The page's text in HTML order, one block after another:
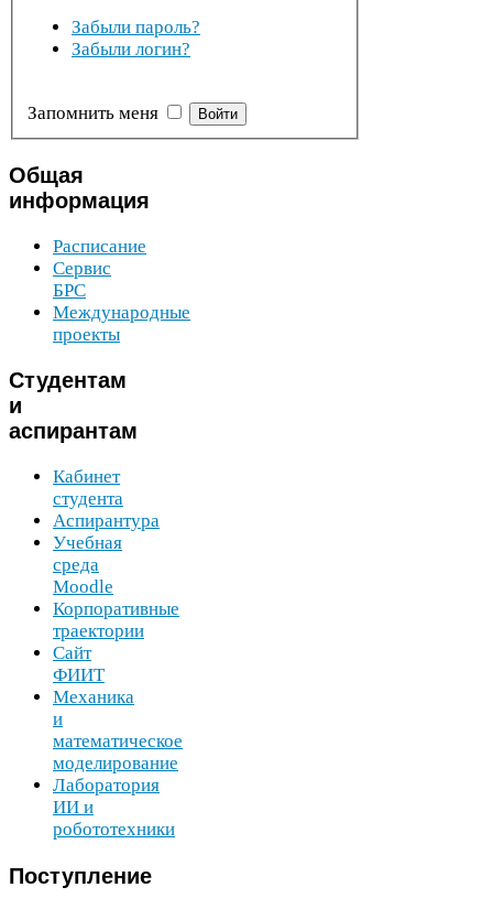
Забыли пароль?
Забыли логин?
Запомнить меня Войти
Общая
информация
Расписание
Сервис
БРС
Международные
проекты
Студентам
и
аспирантам
Кабинет
студента
Аспирантура
Учебная
среда
Moodle
Корпоративные
траектории
Сайт
ФИИТ
Механика
и
математическое
моделирование
Лаборатория
ИИ и
робототехники
Поступление